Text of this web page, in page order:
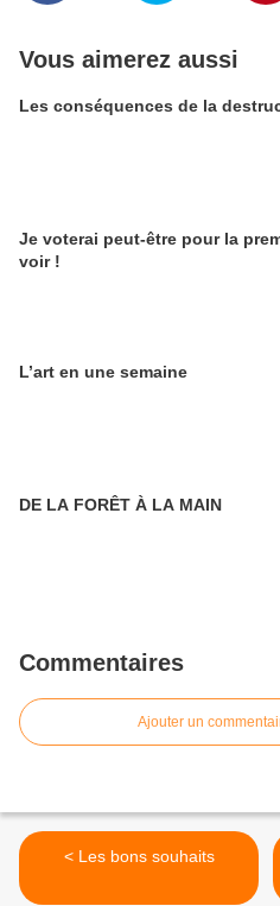
Vous aimerez aussi
Les conséquences de la
Je voterai peut-être pour la
voir !
L’art en une semaine
DE LA FORÊT À LA MAIN
Commentaires
Ajouter un
< Les bons souhaits